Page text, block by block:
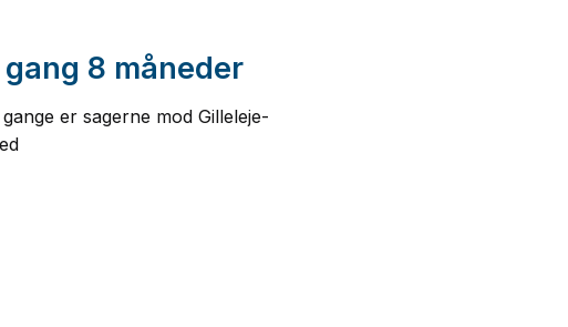
8 måneder
er sagerne mod Gilleleje-